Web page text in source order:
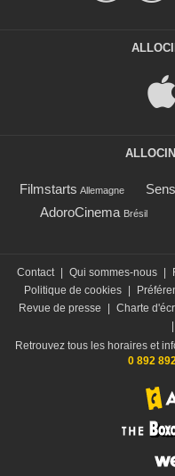
Filmstarts Allemagne
AdoroCinema Brésil
Contact Qui sommes-nous
Politique de cookies
Revue de presse
Charte
Retrouvez tous les horaires et
0 892